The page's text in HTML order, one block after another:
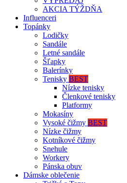
AKCIA TÝŽDŇA
Influenceri
Topánky
Lodičky
Sandále
Letné sandále
Šľapky
Balerínky
Tenisky BEST
Nízke tenisky
Členkové tenisky
Platformy
Mokasíny
Vysoké čižmy BEST
Nízke čižmy
Kotníkové čižmy
Snehule
Workery
Pánska obuv
Dámske oblečenie